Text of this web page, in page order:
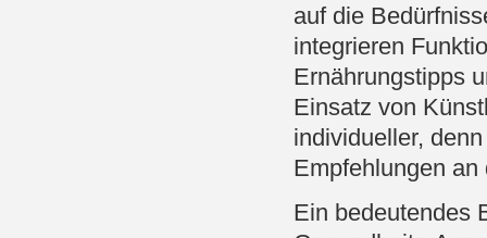
auf die
integrieren
Ernährungstipps
Einsatz von
individueller,
Empfehlungen
Ein bedeutendes